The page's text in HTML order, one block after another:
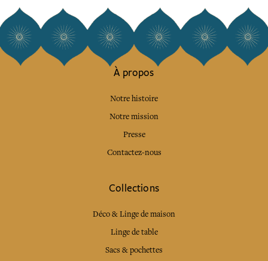
À propos
Notre histoire
Notre mission
Presse
Contactez-nous
Collections
Déco & Linge de maison
Linge de table
Sacs & pochettes